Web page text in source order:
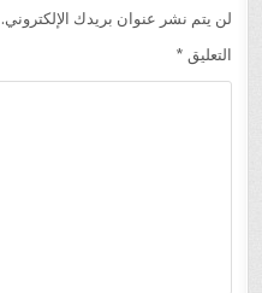
لن يتم نشر عنوان بريدك الإلكتروني.
التعليق *